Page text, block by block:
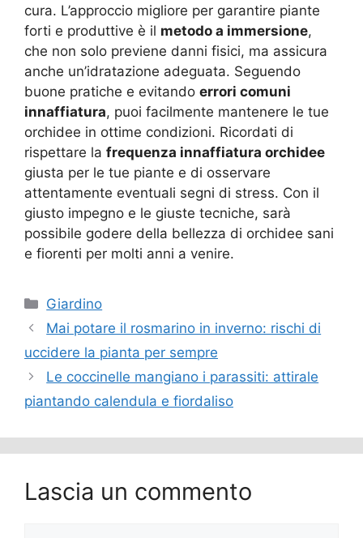
cura. L’approccio migliore per garantire piante
forti e produttive è il metodo a immersione,
che non solo previene danni fisici, ma assicura
anche un’idratazione adeguata. Seguendo
buone pratiche e evitando errori comuni
innaffiatura, puoi facilmente mantenere le tue
orchidee in ottime condizioni. Ricordati di
rispettare la frequenza innaffiatura orchidee
giusta per le tue piante e di osservare
attentamente eventuali segni di stress. Con il
giusto impegno e le giuste tecniche, sarà
possibile godere della bellezza di orchidee sani
e fiorenti per molti anni a venire.
Categorie
Giardino
Mai potare il rosmarino in inverno: rischi di
uccidere la pianta per sempre
Le coccinelle mangiano i parassiti: attirale
piantando calendula e fiordaliso
Lascia un commento